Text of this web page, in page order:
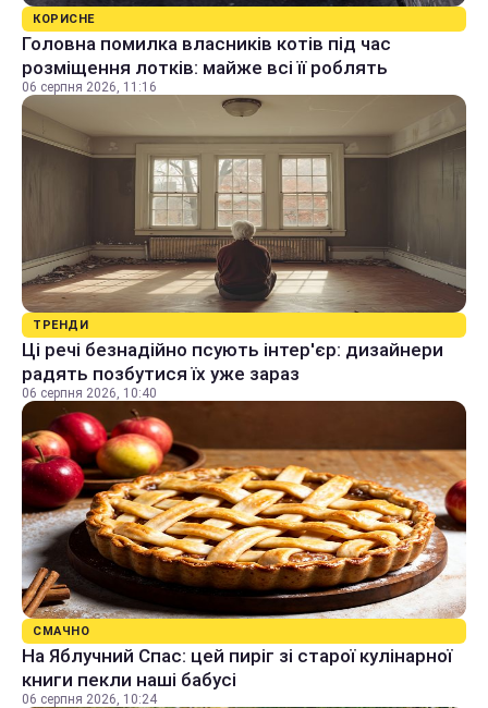
КОРИСНЕ
Головна помилка власників котів під час
розміщення лотків: майже всі її роблять
06 серпня 2026, 11:16
ТРЕНДИ
Ці речі безнадійно псують інтер'єр: дизайнери
радять позбутися їх уже зараз
06 серпня 2026, 10:40
СМАЧНО
На Яблучний Спас: цей пиріг зі старої кулінарної
книги пекли наші бабусі
06 серпня 2026, 10:24